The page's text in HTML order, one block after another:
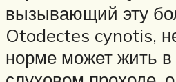
вызывающий эту
Otodectes cynotis,
норме может жить